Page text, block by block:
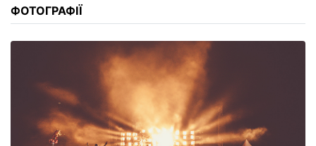
ФОТОГРАФІЇ